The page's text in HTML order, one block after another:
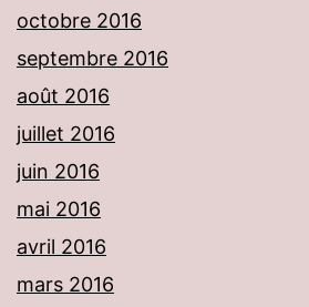
octobre 2016
septembre 2016
août 2016
juillet 2016
juin 2016
mai 2016
avril 2016
mars 2016